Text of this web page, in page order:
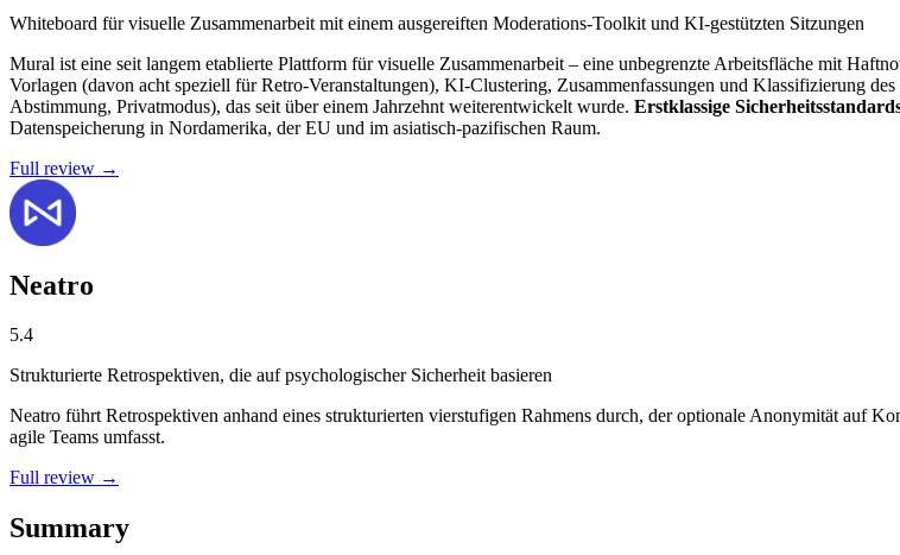
Whiteboard für visuelle Zusammenarbeit mit einem ausgereiften Moderations-Toolkit und KI-gestützten Sitzungen
Mural ist eine seit langem etablierte Plattform für visuelle Zusammenarbeit – eine unbegrenzte Arbeitsfläche mit
Vorlagen (davon acht speziell für Retro-Veranstaltungen), KI-Clustering, Zusammenfassungen und Klassifizierung
Abstimmung, Privatmodus), das seit über einem Jahrzehnt weiterentwickelt wurde. Erstklassige
Datenspeicherung in Nordamerika, der EU und im asiatisch-pazifischen Raum.
Full review →
Neatro
5.4
Strukturierte Retrospektiven, die auf psychologischer Sicherheit basieren
Neatro führt Retrospektiven anhand eines strukturierten vierstufigen Rahmens durch, der optionale Anonymität auf
agile Teams umfasst.
Full review →
Summary